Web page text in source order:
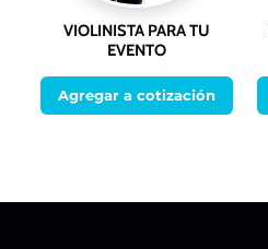
VIOLINISTA PARA TU
EVENTO
Agregar a cotización